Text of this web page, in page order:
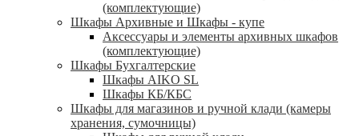
(комплектующие)
Шкафы Архивные и Шкафы - купе
Аксессуары и элементы архивных шкафов
(комплектующие)
Шкафы Бухгалтерские
Шкафы AIKO SL
Шкафы КБ/КБС
Шкафы для магазинов и ручной клади (камеры
хранения, сумочницы)